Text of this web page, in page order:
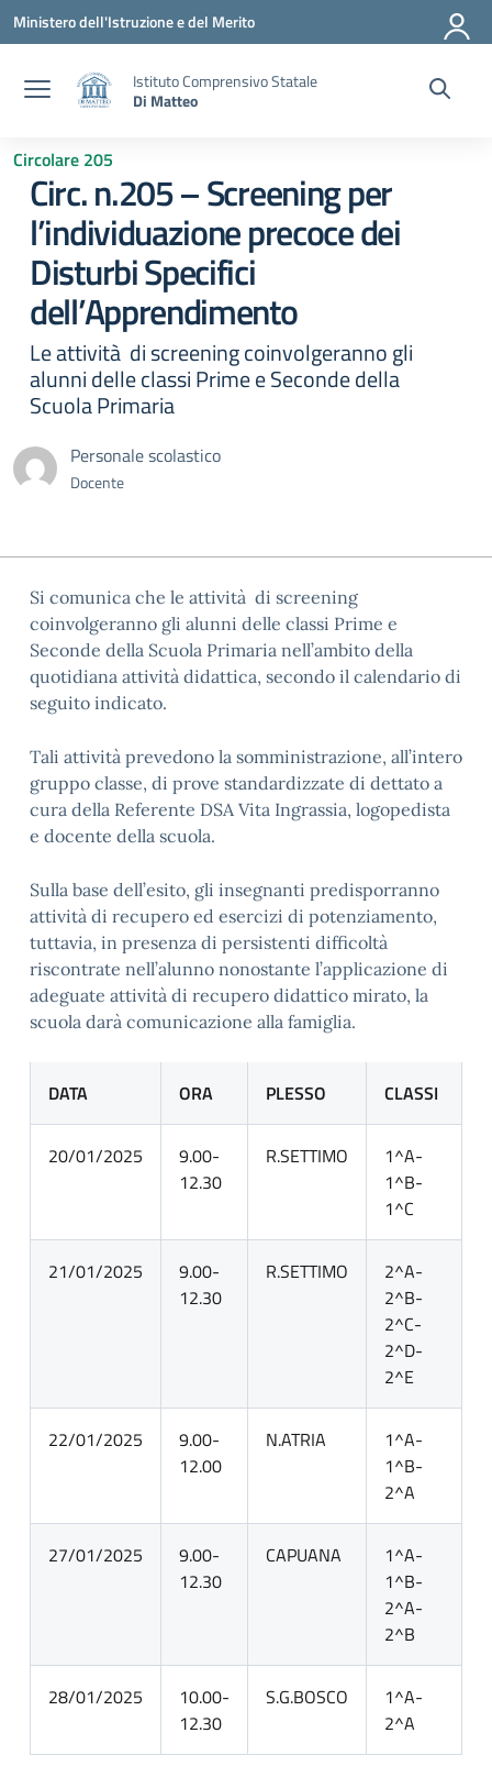
Vai ai contenuti
Vai al menu di navigazione
Vai al footer
Ministero dell'Istruzione e del Merito
Istituto Comprensivo Statale
Di Matteo
Circolare 205
Circ. n.205 – Screening per
l’individuazione precoce dei
Disturbi Specifici
dell’Apprendimento
Le attività di screening coinvolgeranno gli
alunni delle classi Prime e Seconde della
Scuola Primaria
Personale scolastico
Docente
Si comunica che le attività di screening
coinvolgeranno gli alunni delle classi Prime e
Seconde della Scuola Primaria nell’ambito della
quotidiana attività didattica, secondo il calendario di
seguito indicato.
Tali attività prevedono la somministrazione, all’intero
gruppo classe, di prove standardizzate di dettato a
cura della Referente DSA Vita Ingrassia, logopedista
e docente della scuola.
Sulla base dell’esito, gli insegnanti predisporranno
attività di recupero ed esercizi di potenziamento,
tuttavia, in presenza di persistenti difficoltà
riscontrate nell’alunno nonostante l’applicazione di
adeguate attività di recupero didattico mirato, la
scuola darà comunicazione alla famiglia.
DATA ORA PLESSO CLASSI
20/01/2025
9.00-
12.30
R.SETTIMO
1^A-
1^B-
1^C
21/01/2025
9.00-
12.30
R.SETTIMO
2^A-
2^B-
2^C-
2^D-
2^E
22/01/2025
9.00-
12.00
N.ATRIA
1^A-
1^B-
2^A
27/01/2025
9.00-
12.30
CAPUANA
1^A-
1^B-
2^A-
2^B
28/01/2025
10.00-
12.30
S.G.BOSCO
1^A-
2^A